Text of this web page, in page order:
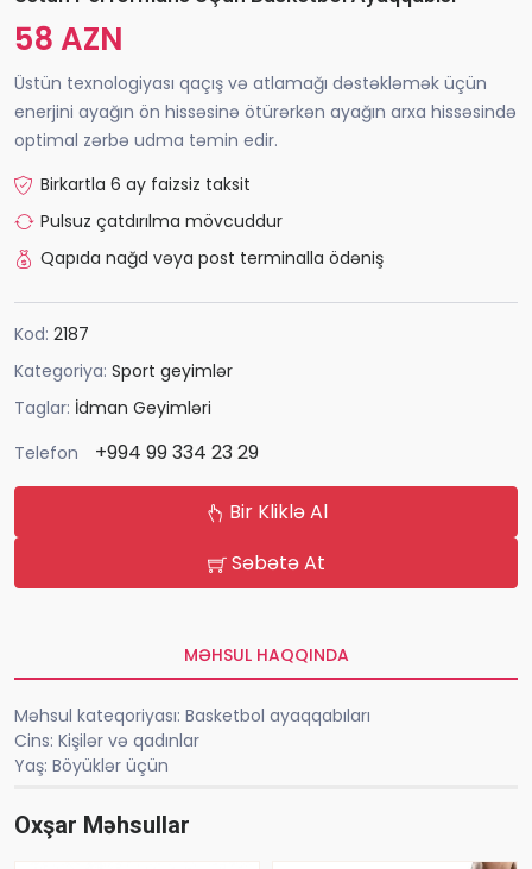
58 AZN
Üstün texnologiyası qaçış və atlamağı dəstəkləmək üçün
enerjini ayağın ön hissəsinə ötürərkən ayağın arxa hissəsində
optimal zərbə udma təmin edir.
Birkartla 6 ay faizsiz taksit
Pulsuz çatdırılma mövcuddur
Qapıda nağd vəya post terminalla ödəniş
Kod: 2187
Kategoriya: Sport geyimlər
Taglar: İdman Geyimləri
Telefon
+994 99 334 23 29
Bir Kliklə Al
Səbətə At
MƏHSUL HAQQINDA
Məhsul kateqoriyası: Basketbol ayaqqabıları
Cins: Kişilər və qadınlar
Yaş: Böyüklər üçün
Oxşar Məhsullar